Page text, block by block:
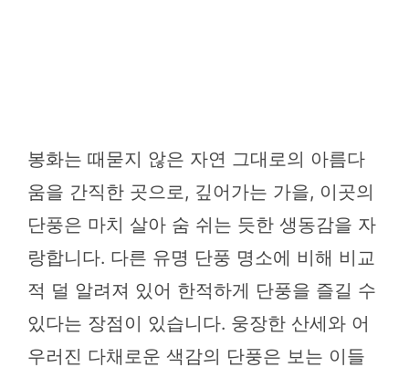
봉화는 때묻지 않은 자연 그대로의 아름다
움을 간직한 곳으로, 깊어가는 가을, 이곳의
단풍은 마치 살아 숨 쉬는 듯한 생동감을 자
랑합니다. 다른 유명 단풍 명소에 비해 비교
적 덜 알려져 있어 한적하게 단풍을 즐길 수
있다는 장점이 있습니다. 웅장한 산세와 어
우러진 다채로운 색감의 단풍은 보는 이들